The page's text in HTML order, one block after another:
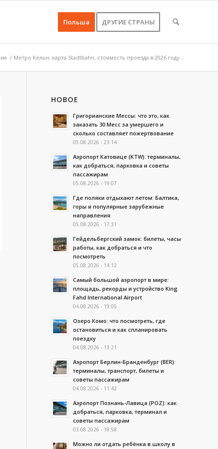
Польша ДРУГИЕ СТРАНЫ
/ Метро Кельн: карта Stadtbahn, стоимость проезда в 2026 году...
НОВОЕ
Григорианские Мессы: что это, как
заказать 30 Месс за умершего и
сколько составляет пожертвование
05.08.2026 - 23:14
Аэропорт Катовице (KTW): терминалы,
как добраться, парковка и советы
пассажирам
05.08.2026 - 19:07
Где поляки отдыхают летом: Балтика,
горы и популярные зарубежные
направления
05.08.2026 - 17:31
Гейдельбергский замок: билеты, часы
работы, как добраться и что
посмотреть
05.08.2026 - 14:12
Самый большой аэропорт в мире:
площадь, рекорды и устройство King
Fahd International Airport
04.08.2026 - 19:05
Озеро Комо: что посмотреть, где
остановиться и как спланировать
поездку
04.08.2026 - 13:21
Аэропорт Берлин-Бранденбург (BER):
терминалы, транспорт, билеты и
советы пассажирам
04.08.2026 - 11:42
Аэропорт Познань-Лавица (POZ): как
добраться, парковка, терминал и
советы пассажирам
03.08.2026 - 18:58
Можно ли отдать ребёнка в школу в